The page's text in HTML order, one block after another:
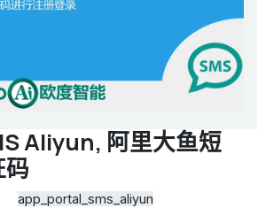
Aliyun, 阿里大鱼短
app_portal_sms_aliyun